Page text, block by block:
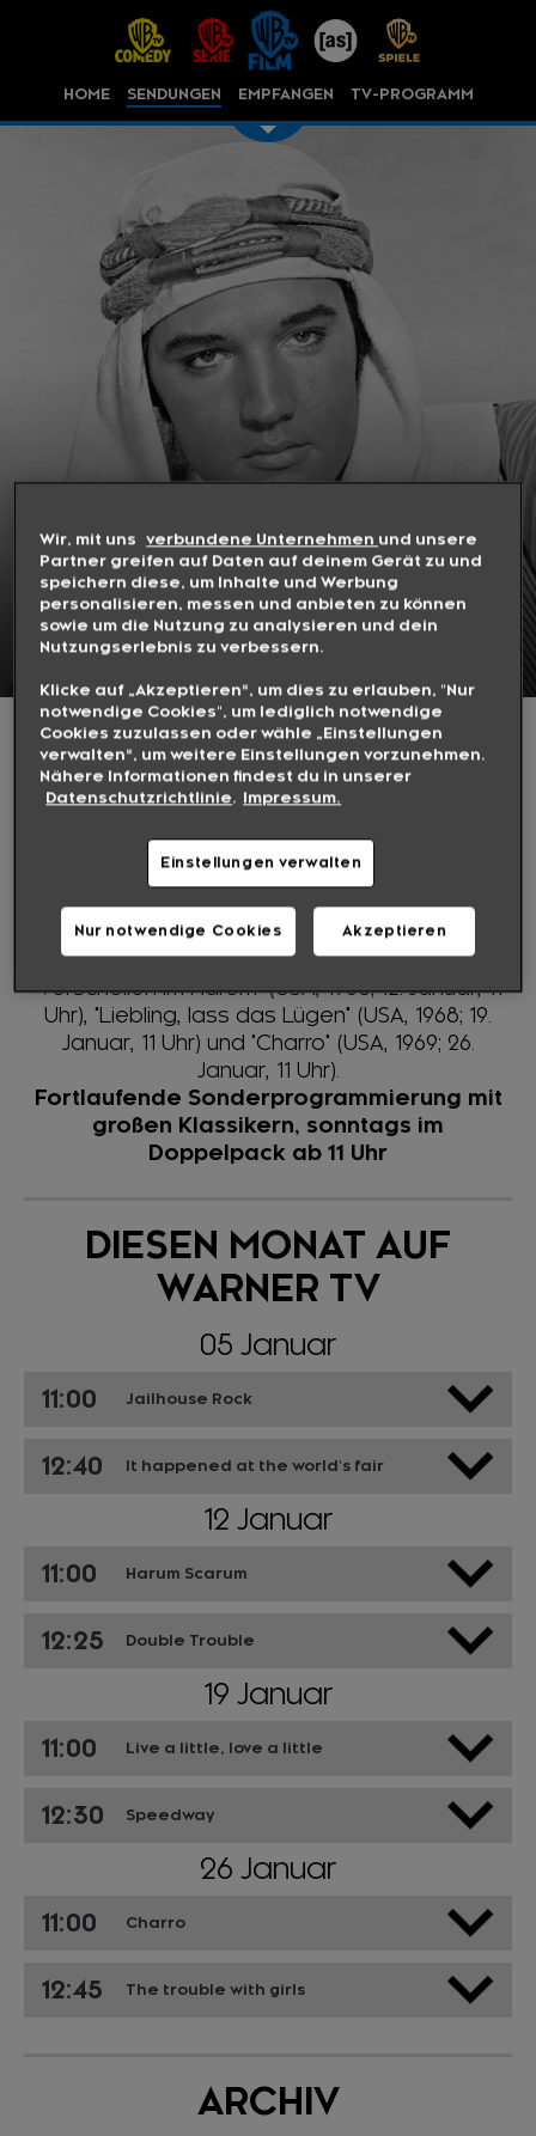
HOME SENDUNGEN EMPFANGEN TV-PROGRAMM
WARNER TV CLASSICS
JEDEN SONNTAG AB 11:00 UHR
Nostalgische Filme stehen immer sonntags um
11 Uhr auf dem Programm. Im Januar ganz im
Zeichen von Elvis Presley! Der Sänger und
Jahre alt geworden. Ihm zu Ehren zeigen wir
jeweils zwei Filmen am Stück: Unter anderem
den Film mit den berühmten Tanzszenen in der
Gefängniskulisse: "Jailhouse Rock - Rhythmus
hinter Gittern" (USA, 1957; 5. Januar, 11 Uhr),
"Verschollen im Harem" (USA, 1965; 12. Januar, 11
Uhr), "Liebling, lass das Lügen" (USA, 1968; 19.
Januar, 11 Uhr) und "Charro" (USA, 1969; 26.
Januar, 11 Uhr).
Fortlaufende Sonderprogrammierung mit
großen Klassikern, sonntags im
Doppelpack ab 11 Uhr
DIESEN MONAT AUF
WARNER TV
05 Januar
11:00 Jailhouse Rock
12:40 It happened at the world's fair
12 Januar
11:00 Harum Scarum
12:25 Double Trouble
19 Januar
11:00 Live a little, love a little
12:30 Speedway
26 Januar
11:00 Charro
12:45 The trouble with girls
ARCHIV
Wir, mit uns verbundene Unternehmen und unsere
Partner greifen auf Daten auf deinem Gerät zu und
speichern diese, um Inhalte und Werbung
personalisieren, messen und anbieten zu können
sowie um die Nutzung zu analysieren und dein
Nutzungserlebnis zu verbessern.
Klicke auf „Akzeptieren“, um dies zu erlauben, "Nur
notwendige Cookies", um lediglich notwendige
Cookies zuzulassen oder wähle „Einstellungen
verwalten“, um weitere Einstellungen vorzunehmen.
Nähere Informationen findest du in unserer
Datenschutzrichtlinie. Impressum.
Einstellungen verwalten
Nur notwendige Cookies Akzeptieren